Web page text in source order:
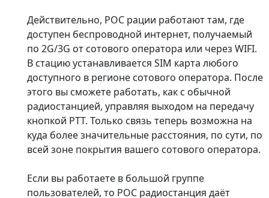
Действительно, POC рации работают там, где
доступен беспроводной интернет, получаемый
по 2G/3G от сотового оператора или через WIFI.
В стацию устанавливается SIM карта любого
доступного в регионе сотового оператора. После
этого вы сможете работать, как с обычной
радиостанцией, управляя выходом на передачу
кнопкой PTT. Только связь теперь возможна на
куда более значительные расстояния, по сути, по
всей зоне покрытия вашего сотового оператора.
Если вы работаете в большой группе
пользователей, то POC радиостанция даёт